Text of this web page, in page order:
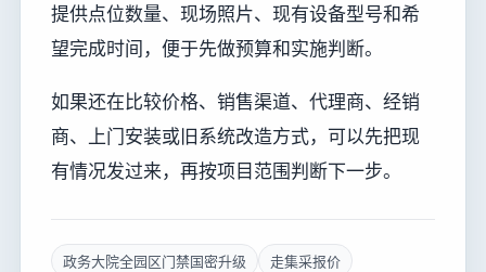
提供点位数量、现场照片、现有设备型号和希
望完成时间，便于先做预算和实施判断。
如果还在比较价格、销售渠道、代理商、经销
商、上门安装或旧系统改造方式，可以先把现
有情况发过来，再按项目范围判断下一步。
政务大院全园区门禁国密升级
走集采报价